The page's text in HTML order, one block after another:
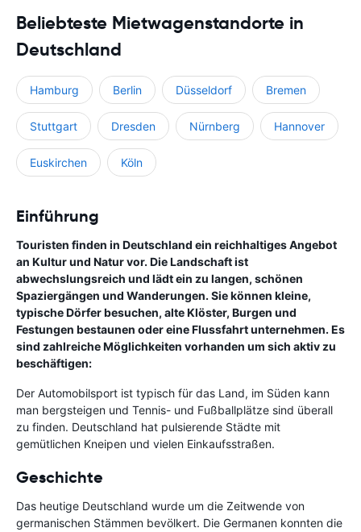
Beliebteste Mietwagenstandorte in
Deutschland
Hamburg Berlin Düsseldorf Bremen
Stuttgart Dresden Nürnberg Hannover
Euskirchen Köln
Einführung
Touristen finden in Deutschland ein reichhaltiges Angebot
an Kultur und Natur vor. Die Landschaft ist
abwechslungsreich und lädt ein zu langen, schönen
Spaziergängen und Wanderungen. Sie können kleine,
typische Dörfer besuchen, alte Klöster, Burgen und
Festungen bestaunen oder eine Flussfahrt unternehmen. Es
sind zahlreiche Möglichkeiten vorhanden um sich aktiv zu
beschäftigen:
Der Automobilsport ist typisch für das Land, im Süden kann
man bergsteigen und Tennis- und Fußballplätze sind überall
zu finden. Deutschland hat pulsierende Städte mit
gemütlichen Kneipen und vielen Einkaufsstraßen.
Geschichte
Das heutige Deutschland wurde um die Zeitwende von
germanischen Stämmen bevölkert. Die Germanen konnten die